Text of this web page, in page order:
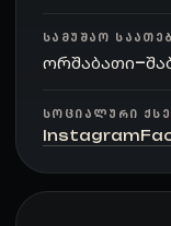
ᲡᲐᲛᲣᲨᲐᲝ
ᲡᲝᲪᲘᲐᲚᲣᲠᲘ
Instagram